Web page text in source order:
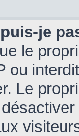
je
le
ou
Le